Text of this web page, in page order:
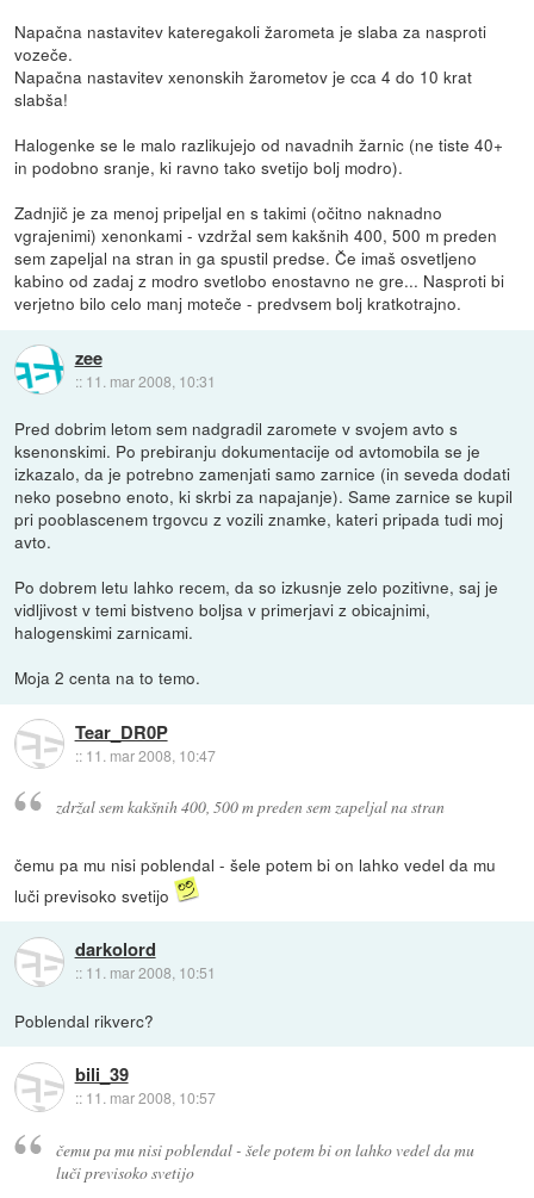
Napačna nastavitev kateregakoli žarometa je slaba za nasproti
vozeče.
Napačna nastavitev xenonskih žarometov je cca 4 do 10 krat
slabša!
Halogenke se le malo razlikujejo od navadnih žarnic (ne tiste 40+
in podobno sranje, ki ravno tako svetijo bolj modro).
Zadnjič je za menoj pripeljal en s takimi (očitno naknadno
vgrajenimi) xenonkami - vzdržal sem kakšnih 400, 500 m preden
sem zapeljal na stran in ga spustil predse. Če imaš osvetljeno
kabino od zadaj z modro svetlobo enostavno ne gre... Nasproti bi
verjetno bilo celo manj moteče - predvsem bolj kratkotrajno.
zee
:: 11. mar 2008, 10:31
Pred dobrim letom sem nadgradil zaromete v svojem avto s
ksenonskimi. Po prebiranju dokumentacije od avtomobila se je
izkazalo, da je potrebno zamenjati samo zarnice (in seveda dodati
neko posebno enoto, ki skrbi za napajanje). Same zarnice se kupil
pri pooblascenem trgovcu z vozili znamke, kateri pripada tudi moj
avto.
Po dobrem letu lahko recem, da so izkusnje zelo pozitivne, saj je
vidljivost v temi bistveno boljsa v primerjavi z obicajnimi,
halogenskimi zarnicami.
Moja 2 centa na to temo.
Tear_DR0P
:: 11. mar 2008, 10:47
zdržal sem kakšnih 400, 500 m preden sem zapeljal na stran
čemu pa mu nisi poblendal - šele potem bi on lahko vedel da mu
luči previsoko svetijo
darkolord
:: 11. mar 2008, 10:51
Poblendal rikverc?
bili_39
:: 11. mar 2008, 10:57
čemu pa mu nisi poblendal - šele potem bi on lahko vedel da mu
luči previsoko svetijo